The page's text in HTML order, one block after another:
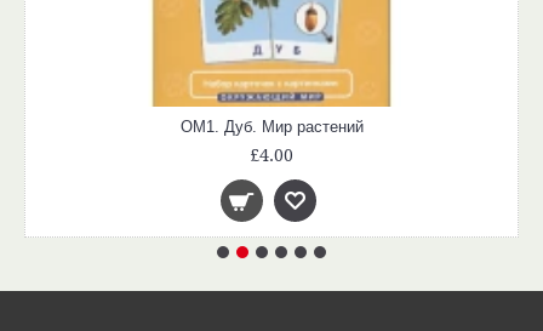
ОМ1. Дуб. Мир растений
£4.00